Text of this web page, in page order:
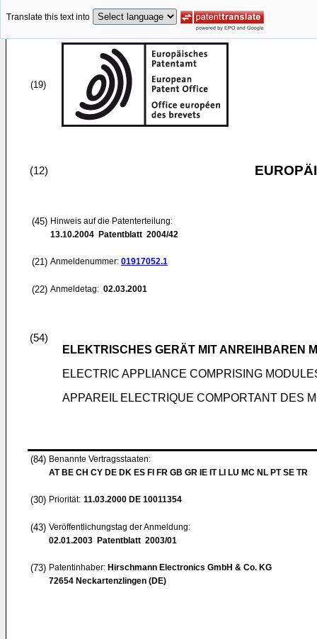
Translate this text into
(19)
(12)
(45) Hinweis auf die Patenterteilung:
13.10.2004 Patentblatt 2004/42
(21) Anmeldenummer: 01917052.1
(22) Anmeldetag: 02.03.2001
(54)
ELEKTRISCHES GERÄT MIT ANREIHBAREN
ELECTRIC APPLIANCE COMPRISING
APPAREIL ELECTRIQUE COMPORTANT DES
(84) Benannte Vertragsstaaten:
AT BE CH CY DE DK ES FI FR GB GR IE IT LI LU MC NL PT SE TR
(30) Priorität: 11.03.2000 DE 10011354
(43) Veröffentlichungstag der Anmeldung:
02.01.2003 Patentblatt 2003/01
(73) Patentinhaber: Hirschmann Electronics GmbH & Co. KG
72654 Neckartenzlingen (DE)